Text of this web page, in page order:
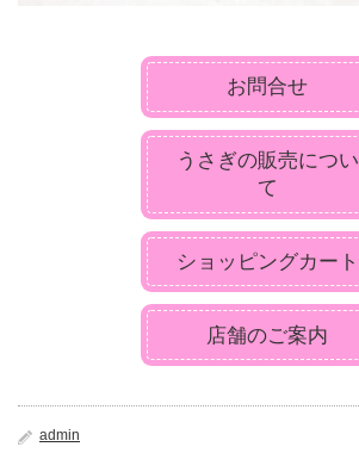
お問合せ
うさぎの販売につい
て
ショッピングカート
店舗のご案内
admin